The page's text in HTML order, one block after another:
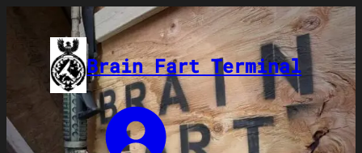
Brain Fart Terminal